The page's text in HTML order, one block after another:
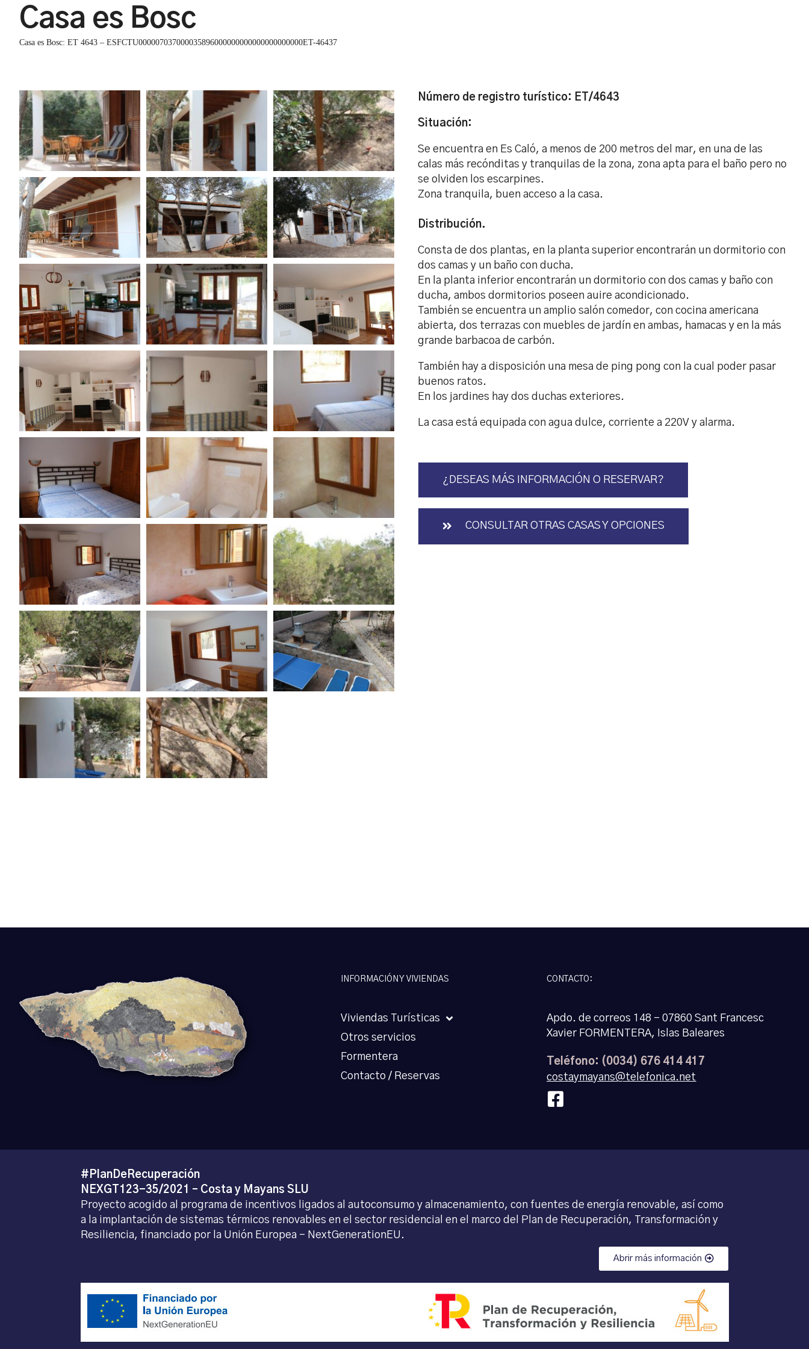
Casa es Bosc
Casa es Bosc: ET 4643 – ESFCTU000007037000035896000000000000000000000ET-46437
Número de registro turístico: ET/4643
Situación:
Se encuentra en Es Caló, a menos de 200 metros del mar, en una de las
calas más recónditas y tranquilas de la zona, zona apta para el baño pero no
se olviden los escarpines.
Zona tranquila, buen acceso a la casa.
Distribución.
Consta de dos plantas, en la planta superior encontrarán un dormitorio con
dos camas y un baño con ducha.
En la planta inferior encontrarán un dormitorio con dos camas y baño con
ducha, ambos dormitorios poseen auire acondicionado.
También se encuentra un amplio salón comedor, con cocina americana
abierta, dos terrazas con muebles de jardín en ambas, hamacas y en la más
grande barbacoa de carbón.
También hay a disposición una mesa de ping pong con la cual poder pasar
buenos ratos.
En los jardines hay dos duchas exteriores.
La casa está equipada con agua dulce, corriente a 220V y alarma.
¿DESEAS MÁS INFORMACIÓN O RESERVAR?
CONSULTAR OTRAS CASAS Y OPCIONES
INFORMACIÓN Y VIVIENDAS
Viviendas Turísticas
Otros servicios
Formentera
Contacto / Reservas
CONTACTO:
Apdo. de correos 148 – 07860 Sant Francesc
Xavier FORMENTERA, Islas Baleares
Teléfono: (0034) 676 414 417
costaymayans@telefonica.net
#PlanDeRecuperación
NEXGT123-35/2021 – Costa y Mayans SLU
Proyecto acogido al programa de incentivos ligados al autoconsumo y almacenamiento, con fuentes de energía renovable, así como
a la implantación de sistemas térmicos renovables en el sector residencial en el marco del Plan de Recuperación, Transformación y
Resiliencia, financiado por la Unión Europea – NextGenerationEU.
Abrir más información